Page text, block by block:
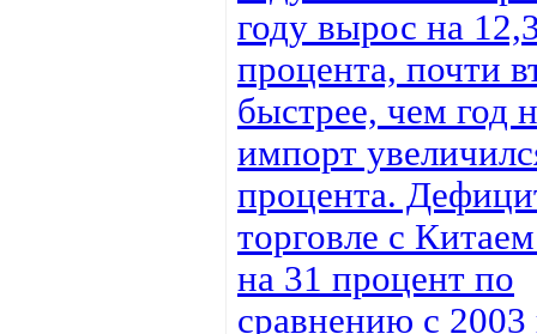
году вырос на
процента, почти
быстрее, чем год
импорт
процента.
торговле с
на 31 процент по
сравнению с 2003